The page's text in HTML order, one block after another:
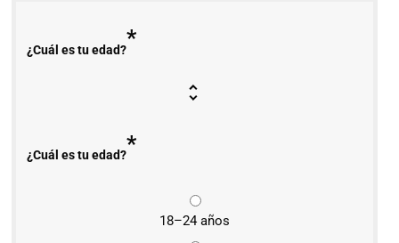
¿Cuál es tu edad?*
¿Cuál es tu edad?*
18–24 años